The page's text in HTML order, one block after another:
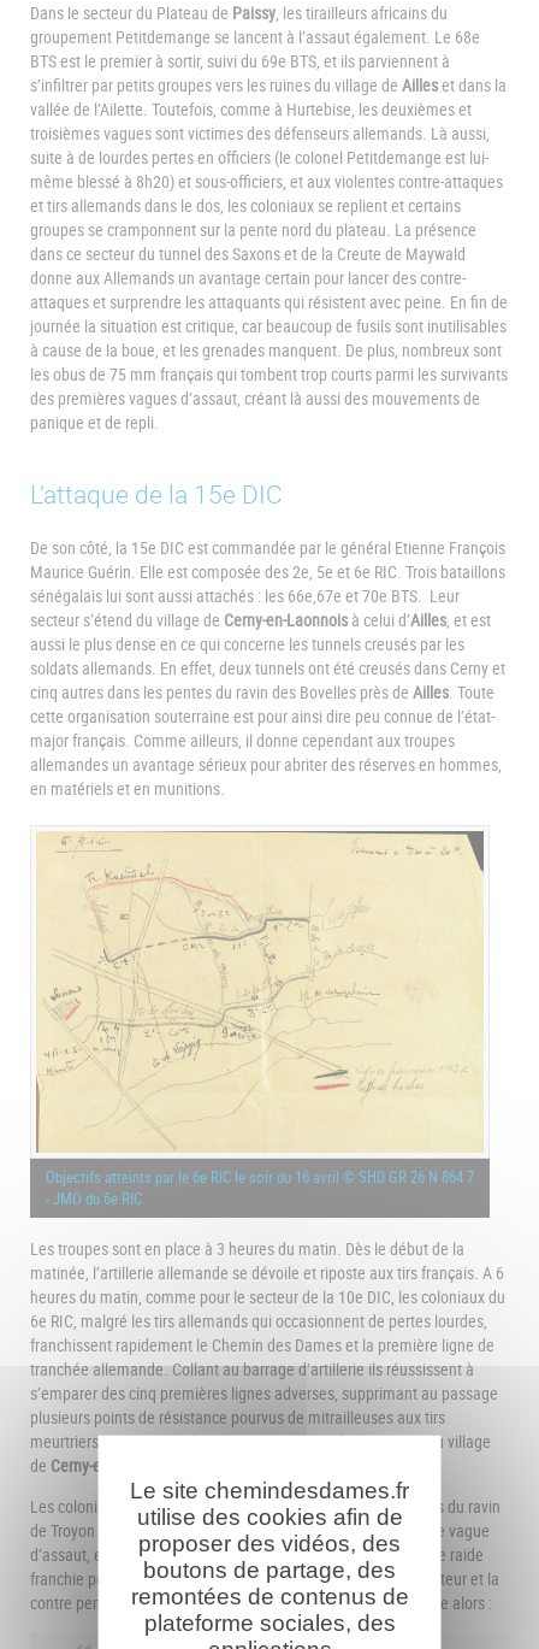
Dans le secteur du Plateau de Paissy, les tirailleurs africains du
groupement Petitdemange se lancent à l’assaut également. Le 68e
BTS est le premier à sortir, suivi du 69e BTS, et ils parviennent à
s’infiltrer par petits groupes vers les ruines du village de Ailleset dans la
vallée de l’Ailette. Toutefois, comme à Hurtebise, les deuxièmes et
troisièmes vagues sont victimes des défenseurs allemands. Là aussi,
suite à de lourdes pertes en officiers (le colonel Petitdemange est lui-
même blessé à 8h20) et sous-officiers, et aux violentes contre-attaques
et tirs allemands dans le dos, les coloniaux se replient et certains
groupes se cramponnent sur la pente nord du plateau. La présence
dans ce secteur du tunnel des Saxons et de la Creute de Maywald
donne aux Allemands un avantage certain pour lancer des contre-
attaques et surprendre les attaquants qui résistent avec peine. En fin de
journée la situation est critique, car beaucoup de fusils sont inutilisables
à cause de la boue, et les grenades manquent. De plus, nombreux sont
les obus de 75 mm français qui tombent trop courts parmi les survivants
des premières vagues d’assaut, créant là aussi des mouvements de
panique et de repli.
L’attaque de la 15e DIC
De son côté, la 15e DIC est commandée par le général Etienne François
Maurice Guérin. Elle est composée des 2e, 5e et 6e RIC. Trois bataillons
sénégalais lui sont aussi attachés : les 66e,67e et 70e BTS. Leur
secteur s’étend du village de Cerny-en-Laonnois à celui d’Ailles, et est
aussi le plus dense en ce qui concerne les tunnels creusés par les
soldats allemands. En effet, deux tunnels ont été creusés dans Cerny et
cinq autres dans les pentes du ravin des Bovelles près de Ailles. Toute
cette organisation souterraine est pour ainsi dire peu connue de l’état-
major français. Comme ailleurs, il donne cependant aux troupes
allemandes un avantage sérieux pour abriter des réserves en hommes,
en matériels et en munitions.
Objectifs atteints par le 6e RIC le soir du 16 avril © SHD GR 26 N 864 7
- JMO du 6e RIC
Les troupes sont en place à 3 heures du matin. Dès le début de la
matinée, l’artillerie allemande se dévoile et riposte aux tirs français. A 6
heures du matin, comme pour le secteur de la 10e DIC, les coloniaux du
6e RIC, malgré les tirs allemands qui occasionnent de pertes lourdes,
franchissent rapidement le Chemin des Dames et la première ligne de
tranchée allemande. Collant au barrage d’artillerie ils réussissent à
s’emparer des cinq premières lignes adverses, supprimant au passage
plusieurs points de résistance pourvus de mitrailleuses aux tirs
meurtriers. Mais aucun d’eux n’arrivent à aborder les ruines du village
de Cerny-en-Laonnois
Les coloniaux du 5e RIC ont de leur côté quitté leurs tranchées du ravin
de Troyon au nord du village de Vendresseà 6h10, en seconde vague
d’assaut, et subissent eux-aussi les tirs allemands dès la pente raide
franchie pour arriver sur le Chemin des Dames, puis sur la hauteur et la
contre pente nord. Le lieutenant Tézenas du Montcel témoigne alors :
Le site chemindesdames.fr
utilise des cookies afin de
proposer des vidéos, des
boutons de partage, des
remontées de contenus de
plateforme sociales, des